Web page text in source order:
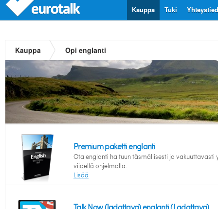
Tuki
Kauppa
Kauppa Opi englanti
Premium paketti englanti
Ota englanti haltuun täsmällisesti ja vakuuttavasti
viidellä ohjelmalla.
Lisää
Talk Now (ladattava) englanti (Ladattava)